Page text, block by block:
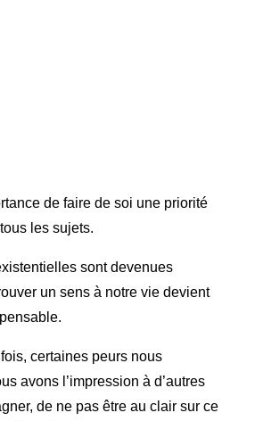
de faire de soi une priorité
les sujets.
sont devenues
un sens à notre vie devient
certaines peurs nous
avons l’impression à d’autres
de ne pas être au clair sur ce